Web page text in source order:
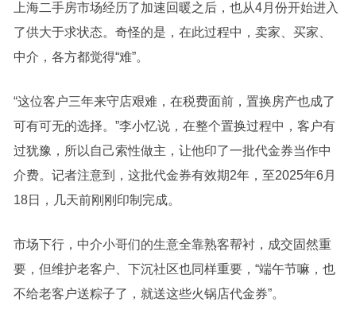
上海二手房市场经历了加速回暖之后，也从4月份开始进入
了供大于求状态。奇怪的是，在此过程中，卖家、买家、
中介，各方都觉得“难”。
“这位客户三年来守店艰难，在税费面前，置换房产也成了
可有可无的选择。”李小忆说，在整个置换过程中，客户有
过犹豫，所以自己索性做主，让他印了一批代金券当作中
介费。记者注意到，这批代金券有效期2年，至2025年6月
18日，几天前刚刚印制完成。
市场下行，中介小哥们的生意全靠熟客帮衬，成交固然重
要，但维护老客户、下沉社区也同样重要，“端午节嘛，也
不给老客户送粽子了，就送这些火锅店代金券”。